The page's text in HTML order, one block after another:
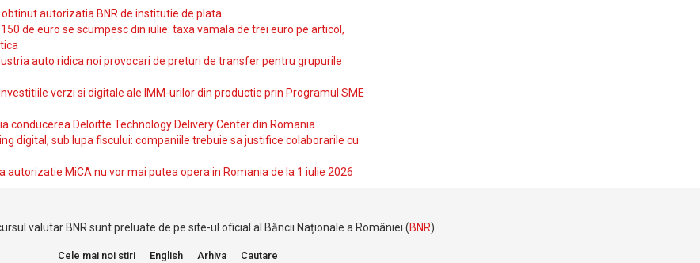
obtinut autorizatia BNR de institutie de plata
de euro se scumpesc din iulie: taxa vamala de trei euro pe articol,
auto ridica noi provocari de preturi de transfer pentru grupurile
verzi si digitale ale IMM-urilor din productie prin Programul SME
conducerea Deloitte Technology Delivery Center din Romania
digital, sub lupa fiscului: companiile trebuie sa justifice colaborarile cu
autorizatie MiCA nu vor mai putea opera in Romania de la 1 iulie 2026
valutar BNR sunt preluate de pe site-ul oficial al Băncii Naționale a României (BNR).
Cele mai noi stiri English Arhiva Cautare